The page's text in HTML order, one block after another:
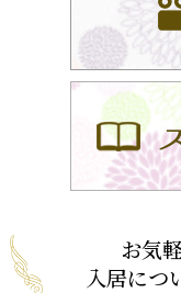
お気
入居につ